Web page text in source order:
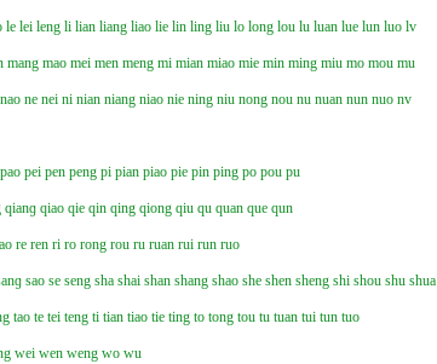
le lei leng li lian liang liao lie lin ling liu lo long lou lu luan lue lun luo lv
mang mao mei men meng mi mian miao mie min ming miu mo mou mu
nao ne nei ni nian niang niao nie ning niu nong nou nu nuan nun nuo nv
pao pei pen peng pi pian piao pie pin ping po pou pu
qianɡ qiao qie qin qing qiong qiu qu quan que qun
re ren ri ro rong rou ru ruan rui run ruo
sao se seng sha shai shan shang shao she shen sheng shi shou shu shua
tao te tei teng ti tian tiao tie ting to tong tou tu tuan tui tun tuo
wei wen weng wo wu